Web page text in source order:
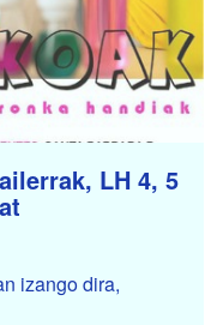
LH 4, 5
izango dira,